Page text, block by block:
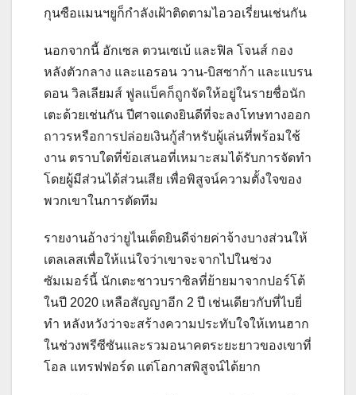
กุนซือแมนฯยูก็กำลังเฝ้าติดตามไอวอเรี่ยนเช่นกัน
นอกจากนี้ อักเซล ตวนเซเบ้ และฟิล โจนส์ กอง
หลังตัวกลาง และแอรอน วาน-บิสซาก้า และแบรน
ดอน วิลเลียมส์ ฟูลแบ็คก็ถูกจัดให้อยู่ในรายชื่อนัก
เตะด้วยเช่นกัน ปีศาจแดงยินดีที่จะลงโทษทางออก
ถาวรหรือการปล่อยเงินกู้สำหรับผู้เล่นที่พร้อมใช้
งาน ตราบใดที่ข้อเสนอที่เหมาะสมได้รับการจัดทำ
โดยผู้มีส่วนได้ส่วนเสีย เพื่อพิสูจน์ความตั้งใจของ
พวกเขาในการตัดทีม
รายงานอ้างว่ายูไนเต็ดยินดีจ่ายค่าจ้างบางส่วนให้
เตลเลสเพื่อให้แน่ใจว่าเขาจะจากไปในช่วง
ซัมเมอร์นี้ นักเตะชาวบราซิลที่ย้ายมาจากปอร์โต้
ในปี 2020 เหลือสัญญาอีก 2 ปี เช่นเดียวกับที่ไบยี่
ทำ หลังหวังว่าจะสร้างความประทับใจให้เทนฮาก
ในช่วงพรีซีซันและรวมอนาคตระยะยาวของเขาที่
โอล แทรฟฟอร์ด แต่โอกาสพิสูจน์ได้ยาก